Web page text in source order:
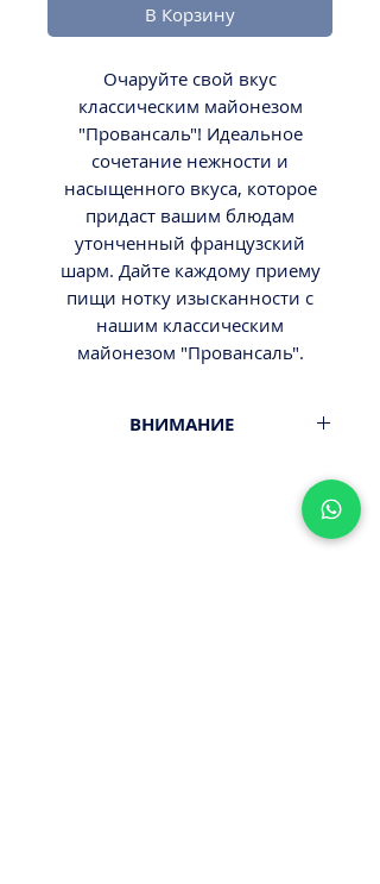
В Корзину
Очаруйте свой вкус
классическим майонезом
"Провансаль"! Идеальное
сочетание нежности и
насыщенного вкуса, которое
придаст вашим блюдам
утонченный французский
шарм. Дайте каждому приему
пищи нотку изысканности с
нашим классическим
майонезом "Провансаль".
ВНИМАНИЕ
Минимальный заказ от 300ш.
Стоимость доставки - 29,9-